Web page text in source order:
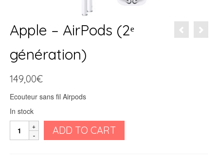
Apple – AirPods (2ᵉ
génération)
149,00€
Ecouteur sans fil Airpods
In stock
ADD TO CART